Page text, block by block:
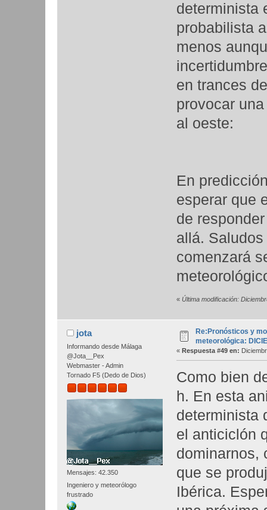
determinista
probabilista
menos
en trances
provocar
al oeste:
En
esperar que
de
allá.
comenzará
« Última modificación:
jota
Informando desde Málaga
@Jota__Pex
Webmaster - Admin
Tornado F5 (Dedo de Dios)
Mensajes: 42.350
Ingeniero y meteorólogo
frustrado
Re:Pronósticos y
meteorológica:
« Respuesta #49 en:
Como bien
h. En esta
determinista
el anticiclón
dominarnos,
que se
Ibérica.